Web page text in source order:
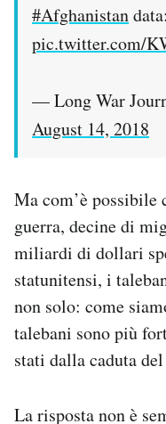
#Afghanistandata:
pic.twitter.com/
— Long War
August 14, 2018
Ma com’è possibile
guerra, decine di
miliardi di dollari
statunitensi, i
non solo: come
talebani sono più
stati dalla caduta
La risposta non è